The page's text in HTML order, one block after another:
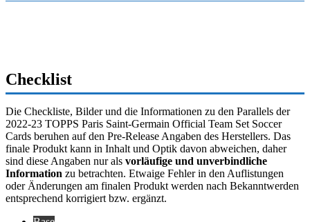
Checklist
Die Checkliste, Bilder und die Informationen zu den Parallels der
2022-23 TOPPS Paris Saint-Germain Official Team Set Soccer
Cards beruhen auf den Pre-Release Angaben des Herstellers. Das
finale Produkt kann in Inhalt und Optik davon abweichen, daher
sind diese Angaben nur als vorläufige und unverbindliche
Information zu betrachten. Etwaige Fehler in den Auflistungen
oder Änderungen am finalen Produkt werden nach Bekanntwerden
entsprechend korrigiert bzw. ergänzt.